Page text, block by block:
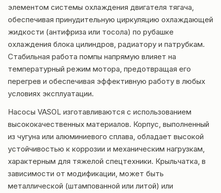
элементом системы охлаждения двигателя тягача,
обеспечивая принудительную циркуляцию охлаждающей
жидкости (антифриза или тосола) по рубашке
охлаждения блока цилиндров, радиатору и патрубкам.
Стабильная работа помпы напрямую влияет на
температурный режим мотора, предотвращая его
перегрев и обеспечивая эффективную работу в любых
условиях эксплуатации.
Насосы VASOL изготавливаются с использованием
высококачественных материалов. Корпус, выполненный
из чугуна или алюминиевого сплава, обладает высокой
устойчивостью к коррозии и механическим нагрузкам,
характерным для тяжелой спецтехники. Крыльчатка, в
зависимости от модификации, может быть
металлической (штампованной или литой) или